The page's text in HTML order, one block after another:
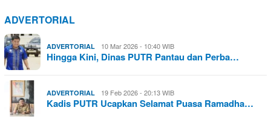
ADVERTORIAL
ADVERTORIAL 10 Mar 2026 - 10:40 WIB
Hingga Kini, Dinas PUTR Pantau dan Perba…
ADVERTORIAL 19 Feb 2026 - 20:13 WIB
Kadis PUTR Ucapkan Selamat Puasa Ramadha…